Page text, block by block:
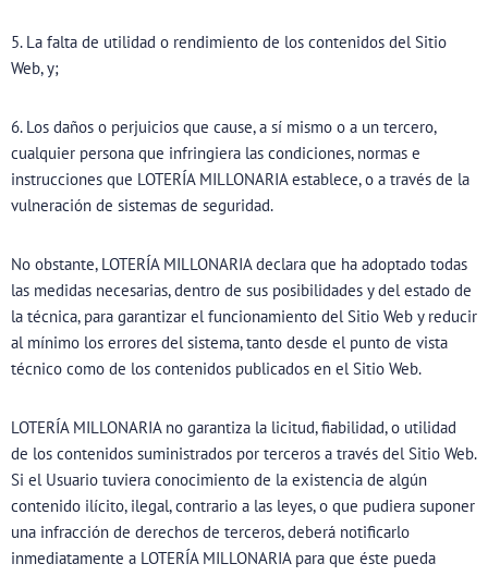
5. La falta de utilidad o rendimiento de los contenidos del Sitio
Web, y;
6. Los daños o perjuicios que cause, a sí mismo o a un tercero,
cualquier persona que infringiera las condiciones, normas e
instrucciones que LOTERÍA MILLONARIA establece, o a través de la
vulneración de sistemas de seguridad.
No obstante, LOTERÍA MILLONARIA declara que ha adoptado todas
las medidas necesarias, dentro de sus posibilidades y del estado de
la técnica, para garantizar el funcionamiento del Sitio Web y reducir
al mínimo los errores del sistema, tanto desde el punto de vista
técnico como de los contenidos publicados en el Sitio Web.
LOTERÍA MILLONARIA no garantiza la licitud, fiabilidad, o utilidad
de los contenidos suministrados por terceros a través del Sitio Web.
Si el Usuario tuviera conocimiento de la existencia de algún
contenido ilícito, ilegal, contrario a las leyes, o que pudiera suponer
una infracción de derechos de terceros, deberá notificarlo
inmediatamente a LOTERÍA MILLONARIA para que éste pueda